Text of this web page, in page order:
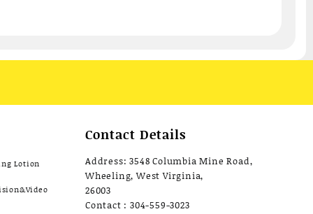
Lotion
Contact Details
Address: 3548 Columbia Mine Road,
Wheeling, West Virginia,
26003
Contact : 304-559-3023